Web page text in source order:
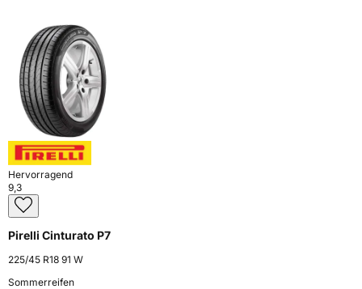
Hervorragend
9,3
Pirelli Cinturato P7
225/45 R18 91 W
Sommerreifen